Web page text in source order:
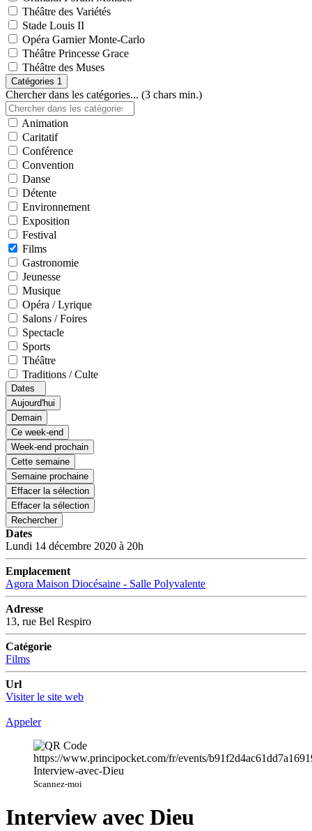
Théâtre des Variétés
Stade Louis II
Opéra Garnier Monte-Carlo
Théâtre Princesse Grace
Théâtre des Muses
Catégories 1
Chercher dans les catégories... (3 chars min.)
Animation
Caritatif
Conférence
Convention
Danse
Détente
Environnement
Exposition
Festival
Films
Gastronomie
Jeunesse
Musique
Opéra / Lyrique
Salons / Foires
Spectacle
Sports
Théâtre
Traditions / Culte
Dates
Aujourd'hui
Demain
Ce week-end
Week-end prochain
Cette semaine
Semaine prochaine
Effacer la sélection
Effacer la sélection
Rechercher
Dates
Lundi 14 décembre 2020 à 20h
Emplacement
Agora Maison Diocésaine - Salle Polyvalente
Adresse
13, rue Bel Respiro
Catégorie
Films
Url
Visiter le site web
Appeler
Scannez-moi
Interview avec Dieu